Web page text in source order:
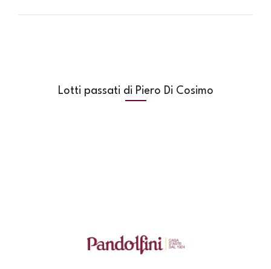
Lotti passati di Piero Di Cosimo